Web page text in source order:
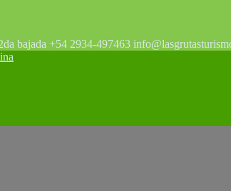
bajada +54 2934-497463